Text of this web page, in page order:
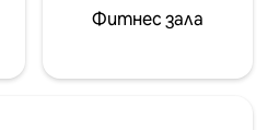
Фитнес зала